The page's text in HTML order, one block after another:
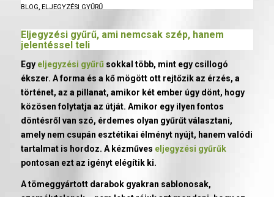
BLOG, ELJEGYZÉSI GYŰRŰ
Eljegyzési gyűrű, ami nemcsak szép, hanem
jelentéssel teli
Egy eljegyzési gyűrűsokkal több, mint egy csillogó
ékszer. A forma és a kő mögött ott rejtőzik az érzés, a
történet, az a pillanat, amikor két ember úgy dönt, hogy
közösen folytatja az útját. Amikor egy ilyen fontos
döntésről van szó, érdemes olyan gyűrűt választani,
amely nem csupán esztétikai élményt nyújt, hanem valódi
tartalmat is hordoz. A kézműves eljegyzési gyűrűk
pontosan ezt az igényt elégítik ki.
A tömeggyártott darabok gyakran sablonosak,